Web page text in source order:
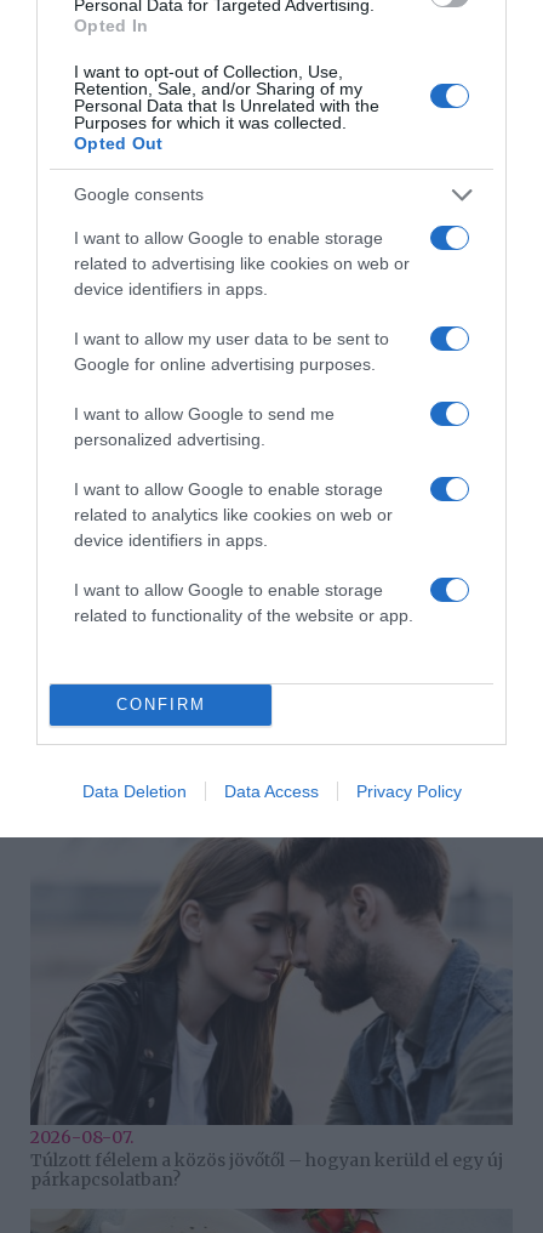
Personal Data for Targeted Advertising.
Opted In
I want to opt-out of Collection, Use,
Retention, Sale, and/or Sharing of my
Personal Data that Is Unrelated with the
Purposes for which it was collected.
Opted Out
Google consents
I want to allow Google to enable storage
related to advertising like cookies on web or
device identifiers in apps.
I want to allow my user data to be sent to
Google for online advertising purposes.
I want to allow Google to send me
personalized advertising.
I want to allow Google to enable storage
related to analytics like cookies on web or
device identifiers in apps.
I want to allow Google to enable storage
related to functionality of the website or app.
CONFIRM
Data Deletion Data Access Privacy Policy
ismerősöket, akikkel már évek óta nem beszéltél. Állj be
saját problémáidon fogsz rágódni éjjel-nappal.
6. Nagyszerű ember vagy
Igen, az vagy! Te vagy az egyik ember a sok milliárdból,
aki megpróbál jobbá válni, és hasznos lenni. Ha
odafigyelsz önmagadra, és a körülötted élőkre, akkor a
legjobbat teszed, amit lehet. Már tudod, hogy nem mások
véleményétől függ, hogy mennyit érsz valójában. Próbálj
türelmes maradni, a szorongató érzések jönnek, de el is
Ez is érdekelhet! -Miért nehéz elengedni valakit, aki
már nem viszonozza a szerelmedet
Megosztás: Facebook
Címkék: szingli,tanács, szingliség, újdonsült
Korábbi bejegyzések
HASONLÓ BEJEGYZÉSEK
2026-08-07.
Túlzott félelem a közös jövőtől – hogyan kerüld el egy új
párkapcsolatban?